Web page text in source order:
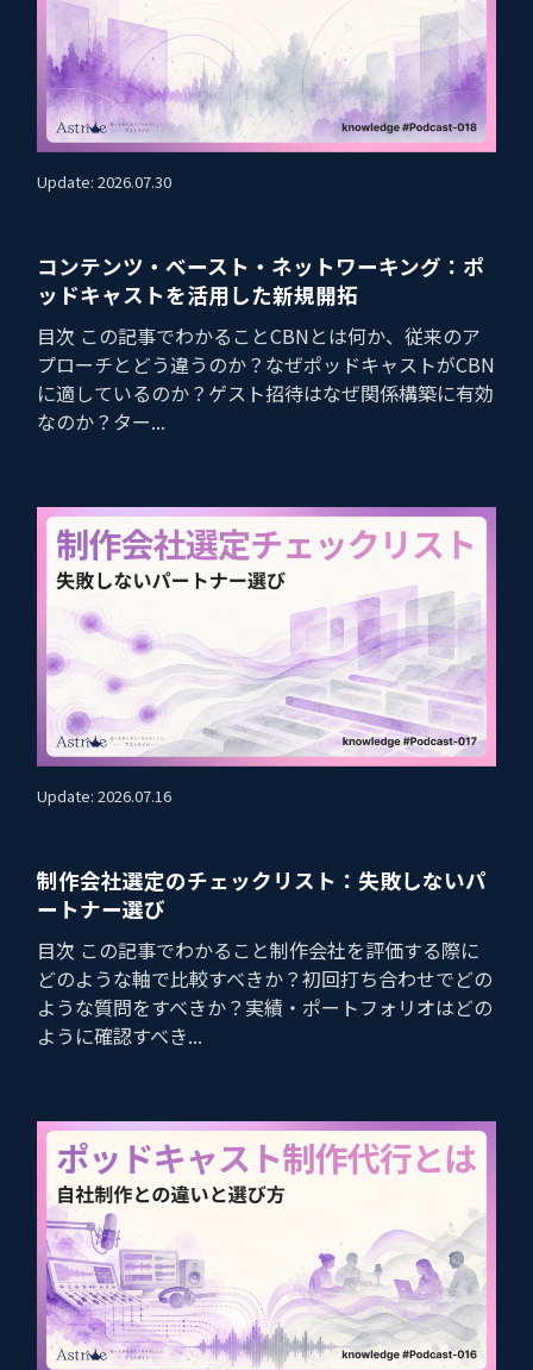
Update: 2026.07.30
コンテンツ・ベースト・ネットワーキング：ポ
ッドキャストを活用した新規開拓
目次 この記事でわかることCBNとは何か、従来のア
プローチとどう違うのか？なぜポッドキャストがCBN
に適しているのか？ゲスト招待はなぜ関係構築に有効
なのか？ター...
Update: 2026.07.16
制作会社選定のチェックリスト：失敗しないパ
ートナー選び
目次 この記事でわかること制作会社を評価する際に
どのような軸で比較すべきか？初回打ち合わせでどの
ような質問をすべきか？実績・ポートフォリオはどの
ように確認すべき...